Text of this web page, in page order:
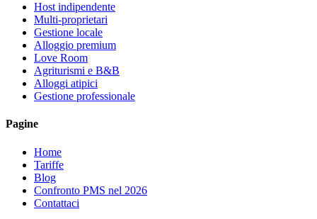
Host indipendente
Multi-proprietari
Gestione locale
Alloggio premium
Love Room
Agriturismi e B&B
Alloggi atipici
Gestione professionale
Pagine
Home
Tariffe
Blog
Confronto PMS nel 2026
Contattaci